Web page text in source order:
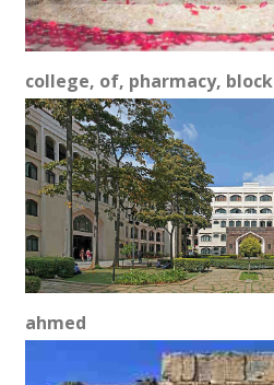
college, of, pharmacy, block
ahmed